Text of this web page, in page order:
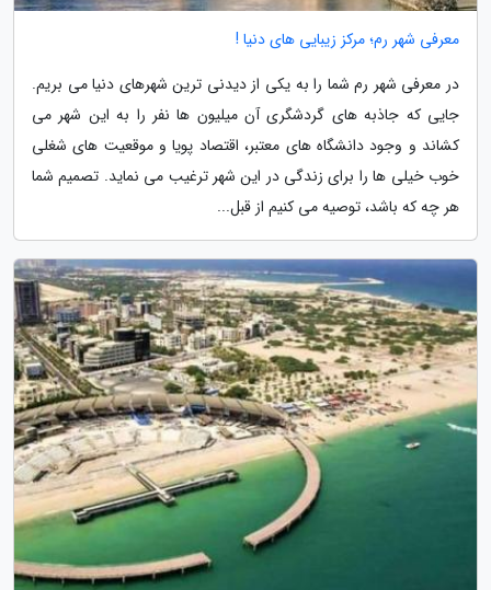
معرفی شهر رم؛ مرکز زیبایی های دنیا !
در معرفی شهر رم شما را به یکی از دیدنی ترین شهرهای دنیا می بریم.
جایی که جاذبه های گردشگری آن میلیون ها نفر را به این شهر می
کشاند و وجود دانشگاه های معتبر، اقتصاد پویا و موقعیت های شغلی
خوب خیلی ها را برای زندگی در این شهر ترغیب می نماید. تصمیم شما
هر چه که باشد، توصیه می کنیم از قبل...